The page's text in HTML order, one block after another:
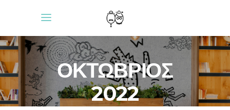
ΟΚΤΏΒΡΙΟΣ
2022